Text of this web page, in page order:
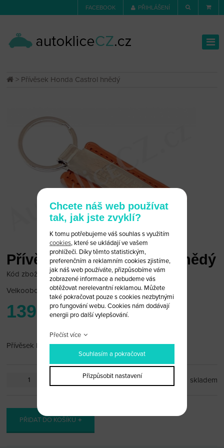
FACEBOOK PŘIHLÁŠENÍ
> Přívěsek Honda Castrol hnědý
Přívěsek Honda Castrol hnědý
Kód zboží: HON_PR40
Velkoobchodní cena: po přihlášení
139 Kč
Přívěsek Honda
skladem
PŘIDAT DO KOŠÍKU
Chcete náš web používat
tak, jak jste zvyklí?
K tomu potřebujeme váš souhlas s využitím
cookies, které se ukládají ve vašem
prohlížeči. Díky těmto statistickým,
preferenčním a reklamním cookies zjistíme,
jak náš web používáte, přizpůsobíme vám
zobrazené informace a nebudeme vás
obtěžovat nerelevantní reklamou. Můžete
také pokračovat pouze s cookies nezbytnými
pro fungování webu. Cookies nám dodávají
energii pro další vylepšování.
Přečíst více
Souhlasím a pokračovat
Přizpůsobit nastavení